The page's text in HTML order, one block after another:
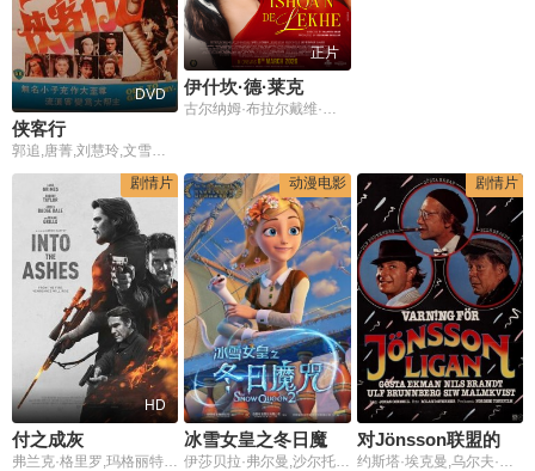
DVD
侠客行
郭追,唐菁,刘慧玲,文雪儿,王力
正片
伊什坎·德·莱克
古尔纳姆·布拉尔戴维·辛格贾纳维·班萨尔
剧情片
HD
付之成灰
弗兰克·格里罗,玛格丽特·莫罗,罗伯特·泰勒,詹姆斯·戴尔,卢克·葛莱姆斯,布莱德利·史密斯,大卫·马尔登那多,罗布·梅洛,杰夫·波普,斯科特·皮特,Andrea Frankle,Corey Thouviner,David Cade,Tony Scott,Telvin Griffin
动漫电影
伊莎贝拉·弗尔曼,沙尔托·科普雷
剧情片
对Jönsson联盟的警告
约斯塔·埃克曼,乌尔夫·布鲁恩伯格,古斯塔·埃克曼